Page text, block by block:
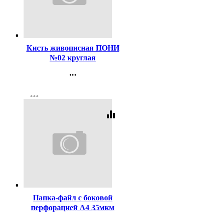
Кисть живописная ПОНИ
№02 круглая
...
Регистрация
more_horiz
equalizer
Папка-файл с боковой
перфорацией А4 35мкм